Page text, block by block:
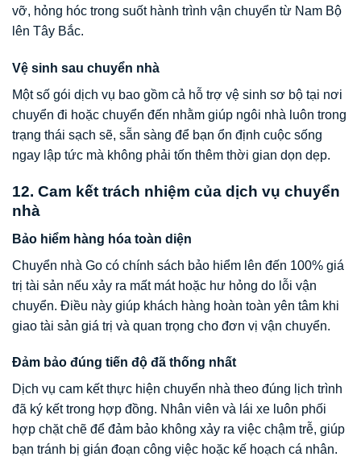
vỡ, hỏng hóc trong suốt hành trình vận chuyển từ Nam Bộ
lên Tây Bắc.
Vệ sinh sau chuyển nhà
Một số gói dịch vụ bao gồm cả hỗ trợ vệ sinh sơ bộ tại nơi
chuyển đi hoặc chuyển đến nhằm giúp ngôi nhà luôn trong
trạng thái sạch sẽ, sẵn sàng để bạn ổn định cuộc sống
ngay lập tức mà không phải tốn thêm thời gian dọn dẹp.
12. Cam kết trách nhiệm của dịch vụ chuyển
nhà
Bảo hiểm hàng hóa toàn diện
Chuyển nhà Go có chính sách bảo hiểm lên đến 100% giá
trị tài sản nếu xảy ra mất mát hoặc hư hỏng do lỗi vận
chuyển. Điều này giúp khách hàng hoàn toàn yên tâm khi
giao tài sản giá trị và quan trọng cho đơn vị vận chuyển.
Đảm bảo đúng tiến độ đã thống nhất
Dịch vụ cam kết thực hiện chuyển nhà theo đúng lịch trình
đã ký kết trong hợp đồng. Nhân viên và lái xe luôn phối
hợp chặt chẽ để đảm bảo không xảy ra việc chậm trễ, giúp
bạn tránh bị gián đoạn công việc hoặc kế hoạch cá nhân.